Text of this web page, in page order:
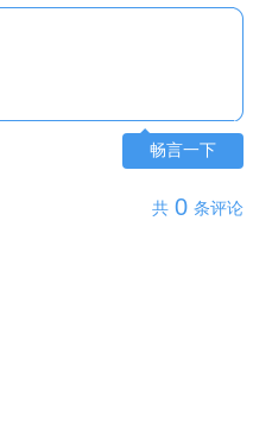
畅言一下
共 0 条评论